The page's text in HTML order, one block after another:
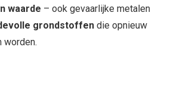
waarde – ook gevaarlijke metalen
grondstoffen die opnieuw
worden.